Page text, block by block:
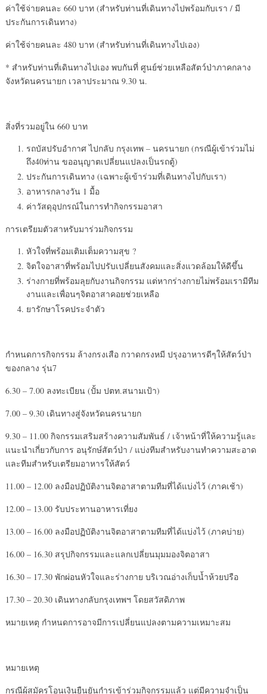
ค่าใช้จ่ายคนละ 660 บาท (สำหรับท่านที่เดินทางไปพร้อมกับเรา / มี
ประกันการเดินทาง)
ค่าใช้จ่ายคนละ 480 บาท (สำหรับท่านที่เดินทางไปเอง)
* สำหรับท่านที่เดินทางไปเอง พบกันที่ ศูนย์ช่วยเหลือสัตว์ป่าภาคกลาง
จังหวัดนครนายก เวลาประมาณ 9.30 น.
สิ่งที่รวมอยู่ใน 660 บาท
รถบัสปรับอำกาศ ไปกลับ กรุงเทพ – นครนายก (กรณีผู้เข้าร่วมไม่
ถึง40ท่าน ขออนุญาตเปลี่ยนแปลงเป็นรถตู้)
ประกันการเดินทาง (เฉพาะผู้เข้าร่วมที่เดินทางไปกับเรา)
อาหารกลางวัน 1 มื้อ
ค่าวัสดุอุปกรณ์ในการทำกิจกรรมอาสา
การเตรียมตัวสาหรับมาร่วมกิจกรรม
หัวใจที่พร้อมเติมเต็มความสุข ?
จิตใจอาสาที่พร้อมไปปรับเปลี่ยนสังคมและสิ่งแวดล้อมให้ดีขึ้น
ร่างกายที่พร้อมลุยกับงานกิจกรรม แต่หากร่างกายไม่พร้อมเรามีทีม
งานและเพื่อนๆจิตอาสาคอยช่วยเหลือ
ยารักษาโรคประจำตัว
กำหนดการกิจกรรม ล้างกรงเสือ กวาดกรงหมี ปรุงอาหารดีๆให้สัตว์ป่า
ของกลาง รุ่น7
6.30 – 7.00 ลงทะเบียน (ปั้ม ปตท.สนามเป้า)
7.00 – 9.30 เดินทางสู่จังหวัดนครนายก
9.30 – 11.00 กิจกรรมเสริมสร้างความสัมพันธ์ / เจ้าหน้าที่ให้ความรู้และ
แนะนำเกี่ยวกับการ อนุรักษ์สัตว์ป่า / แบ่งทีมสำหรับงานทำความสะอาด
และทีมสำหรับเตรียมอาหารให้สัตว์
11.00 – 12.00 ลงมือปฏิบัติงานจิตอาสาตามทีมที่ได้แบ่งไว้ (ภาคเช้า)
12.00 – 13.00 รับประทานอาหารเที่ยง
13.00 – 16.00 ลงมือปฏิบัติงานจิตอาสาตามทีมที่ได้แบ่งไว้ (ภาคบ่าย)
16.00 – 16.30 สรุปกิจกรรมและแลกเปลี่ยนมุมมองจิตอาสา
16.30 – 17.30 พักผ่อนหัวใจและร่างกาย บริเวณอ่างเก็บน้ำห้วยปรือ
17.30 – 20.30 เดินทางกลับกรุงเทพฯ โดยสวัสดิภาพ
หมายเหตุ กำหนดการอาจมีการเปลี่ยนแปลงตามความเหมาะสม
หมายเหตุ
กรณีผู้สมัครโอนเงินยืนยันกำรเข้าร่วมกิจกรรมแล้ว แต่มีความจำเป็น